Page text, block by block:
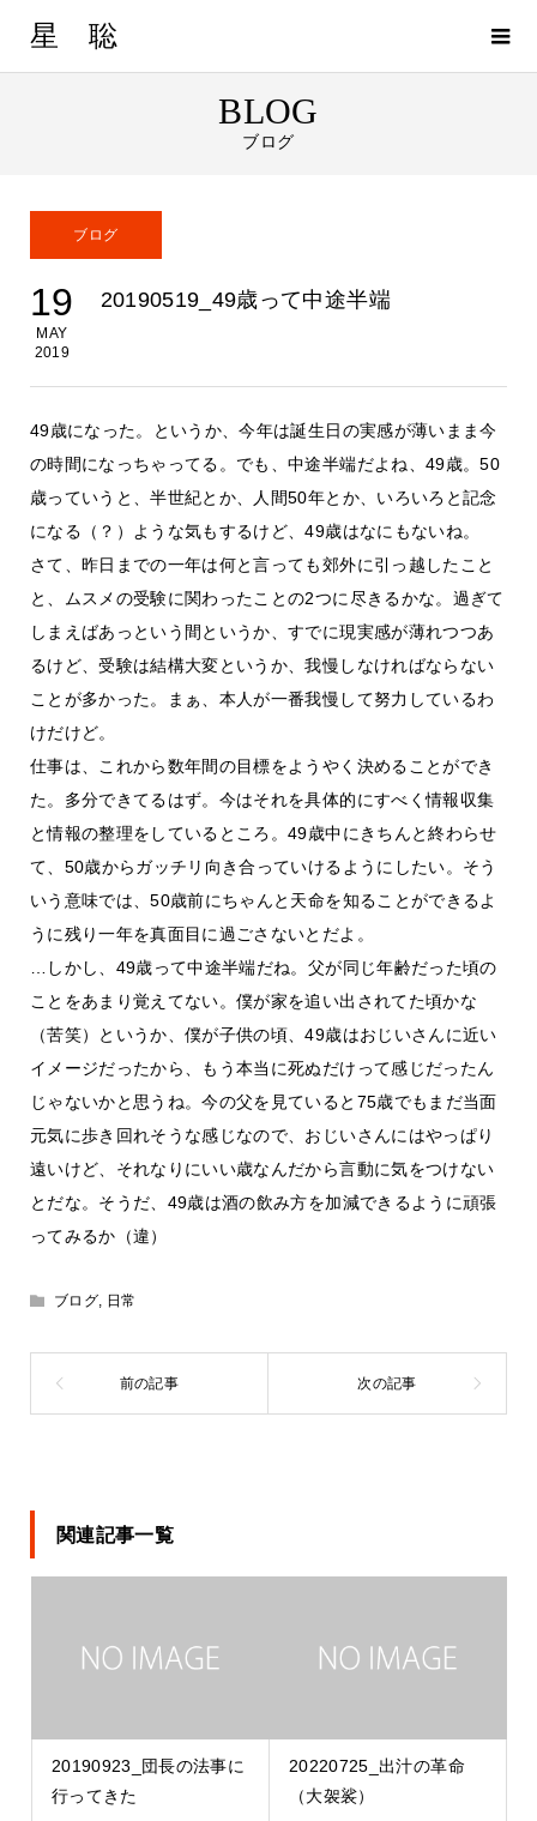
星 聡
BLOG
ブログ
ブログ
19
MAY
2019
20190519_49歳って中途半端
49歳になった。というか、今年は誕生日の実感が薄いまま今
の時間になっちゃってる。でも、中途半端だよね、49歳。50
歳っていうと、半世紀とか、人間50年とか、いろいろと記念
になる（？）ような気もするけど、49歳はなにもないね。
さて、昨日までの一年は何と言っても郊外に引っ越したこと
と、ムスメの受験に関わったことの2つに尽きるかな。過ぎて
しまえばあっという間というか、すでに現実感が薄れつつあ
るけど、受験は結構大変というか、我慢しなければならない
ことが多かった。まぁ、本人が一番我慢して努力しているわ
けだけど。
仕事は、これから数年間の目標をようやく決めることができ
た。多分できてるはず。今はそれを具体的にすべく情報収集
と情報の整理をしているところ。49歳中にきちんと終わらせ
て、50歳からガッチリ向き合っていけるようにしたい。そう
いう意味では、50歳前にちゃんと天命を知ることができるよ
うに残り一年を真面目に過ごさないとだよ。
…しかし、49歳って中途半端だね。父が同じ年齢だった頃の
ことをあまり覚えてない。僕が家を追い出されてた頃かな
（苦笑）というか、僕が子供の頃、49歳はおじいさんに近い
イメージだったから、もう本当に死ぬだけって感じだったん
じゃないかと思うね。今の父を見ていると75歳でもまだ当面
元気に歩き回れそうな感じなので、おじいさんにはやっぱり
遠いけど、それなりにいい歳なんだから言動に気をつけない
とだな。そうだ、49歳は酒の飲み方を加減できるように頑張
ってみるか（違）
ブログ, 日常
関連記事一覧
20190923_団長の法事に
行ってきた
20220725_出汁の革命
（大袈裟）